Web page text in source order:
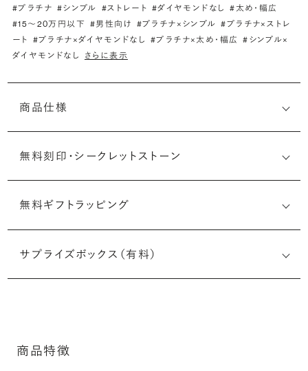
#プラチナ #シンプル #ストレート #ダイヤモンドなし
#太め・幅広
#15〜20万円以下 #男性向け #プラチナ×シンプル #プラチナ×ストレ
ート #プラチナ×ダイヤモンドなし #プラチナ×太め・幅広
#シンプル×
ダイヤモンドなし
さらに表示
商品仕様
無料刻印・ シークレットストーン
刻印メッセージ：半角英数字20文字まで刻印可能
ルなメッセージを無料で刻印することができます。注文前だ
けでなく購入後の刻印も、リングに初めて施す初回の刻印
無料ギフトラッピング
サプライズボックス（有料）
商品特徴